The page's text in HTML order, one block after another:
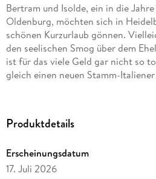
Bertram und Isolde, ein in die
Oldenburg, möchten sich in
schönen Kurzurlaub gönnen.
den seelischen Smog über dem
ist für das viele Geld gar nicht so
gleich einen neuen Stamm-
Während die Ehe der beiden im
Gang auf das Restaurantschiff
zur Strafe, zur Höllenqual. Das
Produktdetails
Erscheinungsdatum
17. Juli 2026